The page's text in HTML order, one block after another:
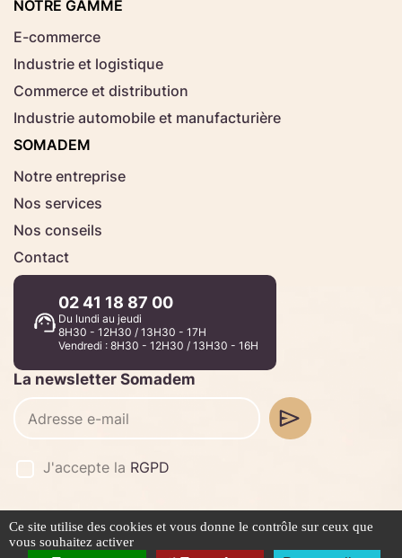
Aucun fichier
Télécharger
NOTRE GAMME
E-commerce
Industrie et logistique
Commerce et distribution
Industrie automobile et manufacturière
SOMADEM
Notre entreprise
Nos services
Nos conseils
Contact
02 41 18 87 00
Du lundi au jeudi
8H30 - 12H30 / 13H30 - 17H
Vendredi : 8H30 - 12H30 / 13H30 - 16H
La newsletter Somadem
J'accepte la RGPD
©2026 -Stafe.fr
Mentions légales
Politique de confidentialité
Ce site utilise des cookies et vous donne le contrôle sur ceux que
vous souhaitez activer